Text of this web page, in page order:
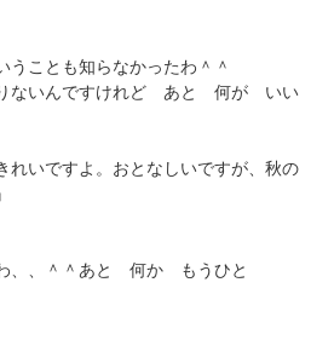
ことも知らなかったわ＾＾
ないんですけれど あと 何が いい
れいですよ。おとなしいですが、秋の
わ、、＾＾あと 何か もうひと